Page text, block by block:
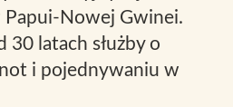
Papui-Nowej Gwinei.
30 latach służby o
i pojednywaniu w